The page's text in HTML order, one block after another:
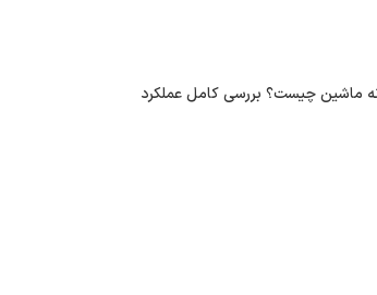
ماشین چیست؟ بررسی کامل عملکرد